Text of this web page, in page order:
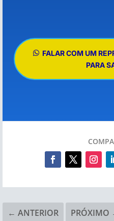
FALAR COM UM
PARA
← ANTERIOR PRÓXIMO